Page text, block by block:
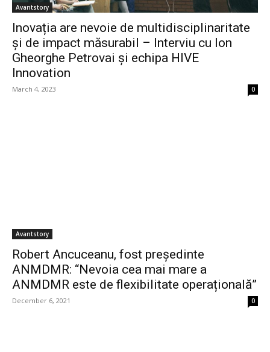
Avantstory
Inovația are nevoie de multidisciplinaritate
și de impact măsurabil – Interviu cu Ion
Gheorghe Petrovai și echipa HIVE
Innovation
March 4, 2023 0
Avantstory
Robert Ancuceanu, fost președinte
ANMDMR: “Nevoia cea mai mare a
ANMDMR este de flexibilitate operațională”
December 6, 2021 0